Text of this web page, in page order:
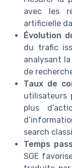
avec les
artificielle
Évolution
du trafic
analysant
de
Taux de
utilisateurs
plus
search
Temps
SGE